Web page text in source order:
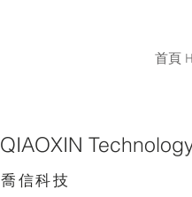
首頁
QIAOXIN
喬信科技